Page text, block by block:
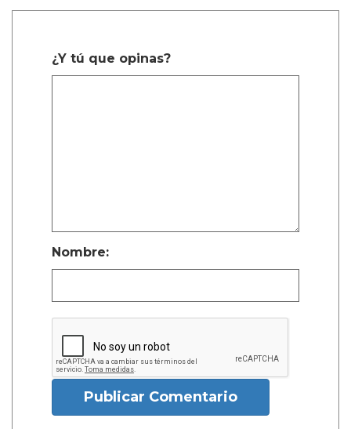
¿Y tú que opinas?
Nombre:
Publicar Comentario